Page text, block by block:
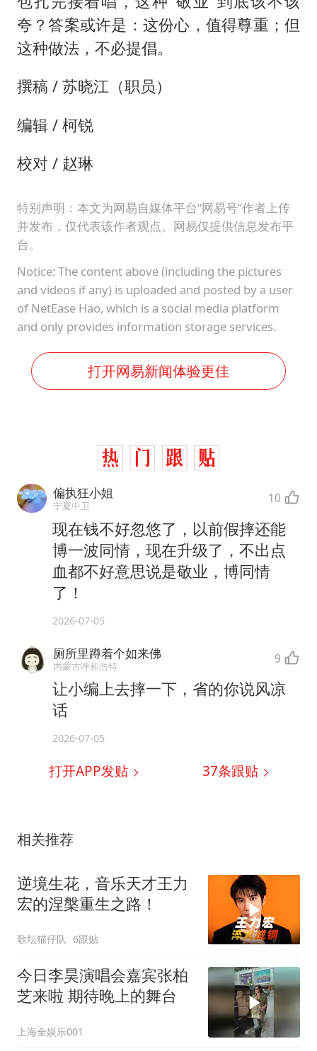
夸？答案或许是：这份心，值得尊重；但
这种做法，不必提倡。
撰稿 / 苏晓江（职员）
编辑 / 柯锐
校对 / 赵琳
特别声明：本文为网易自媒体平台“网易号”作者上传
并发布，仅代表该作者观点。网易仅提供信息发布平
台。
Notice: The content above (including the pictures
and videos if any) is uploaded and posted by a user
of NetEase Hao, which is a social media platform
and only provides information storage services.
打开网易新闻体验更佳
偏执狂小姐
宁夏中卫 10
现在钱不好忽悠了，以前假摔还能
博一波同情，现在升级了，不出点
血都不好意思说是敬业，博同情
了！
2026-07-05
厕所里蹲着个如来佛
内蒙古呼和浩特 9
让小编上去摔一下，省的你说风凉
话
2026-07-05
打开APP发贴 37条跟贴
相关推荐
逆境生花，音乐天才王力
宏的涅槃重生之路！
歌坛猫仔队 6跟贴
今日李昊演唱会嘉宾张柏
芝来啦 期待晚上的舞台
上海全娱乐001